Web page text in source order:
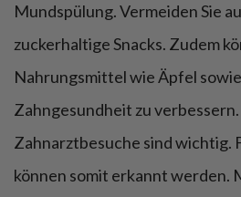
Mundspülung. Vermeiden Sie
zuckerhaltige Snacks. Zudem
Nahrungsmittel wie Äpfel
Zahngesundheit zu
Zahnarztbesuche sind wichtig.
können somit erkannt werden.